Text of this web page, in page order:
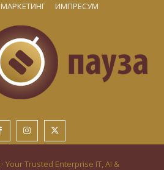
МАРКЕТИНГ ИМПРЕСУМ
· Your Trusted Enterprise IT, AI &